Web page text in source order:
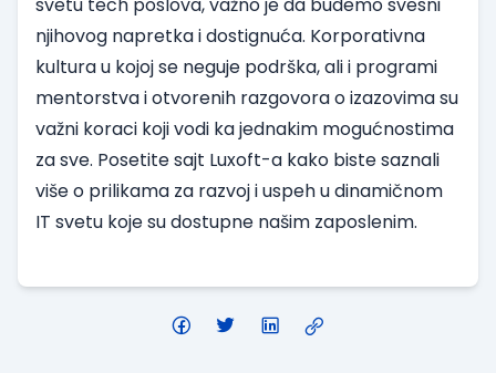
svetu tech poslova, važno je da budemo svesni
njihovog napretka i dostignuća. Korporativna
kultura u kojoj se neguje podrška, ali i programi
mentorstva i otvorenih razgovora o izazovima su
važni koraci koji vodi ka jednakim mogućnostima
za sve. Posetitesajt Luxoft-a kako biste saznali
više o prilikama za razvoj i uspeh u dinamičnom
IT svetu koje su dostupne našim zaposlenim.